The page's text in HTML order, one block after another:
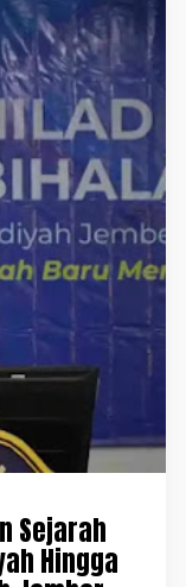
Sejarah
Hingga